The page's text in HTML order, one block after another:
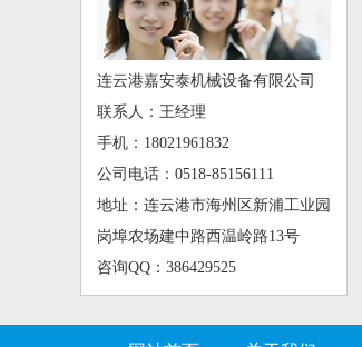
连云港嘉安泰机械设备有限公司
联系人：王经理
手机：18021961832
公司电话：0518-85156111
地址：连云港市海州区新浦工业园
岗埠农场建中路西温岭路13号
咨询QQ：386429525